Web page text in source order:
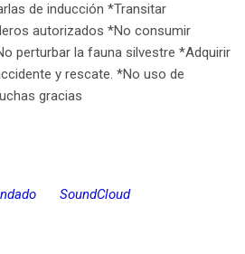
de inducción *Transitar
autorizados *No consumir
perturbar la fauna silvestre *Adquirir
y rescate. *No uso de
gracias
SoundCloud